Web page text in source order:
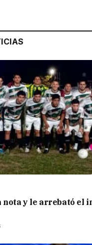
nota y le arrebató el